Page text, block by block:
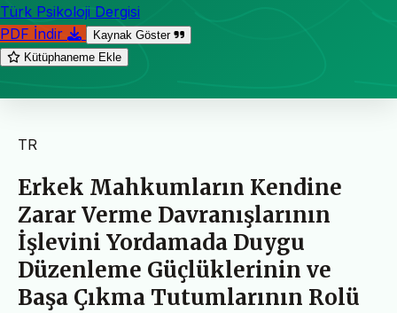
Türk Psikoloji Dergisi
PDF İndir
Kaynak Göster
Kütüphaneme Ekle
TR
Erkek Mahkumların Kendine
Zarar Verme Davranışlarının
İşlevini Yordamada Duygu
Düzenleme Güçlüklerinin ve
Başa Çıkma Tutumlarının Rolü